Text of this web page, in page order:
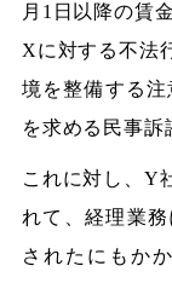
月1日以降の賃
Xに対する不法
境を整備する
を求める民事訴
これに対し、Y
れて、経理業
されたにもか